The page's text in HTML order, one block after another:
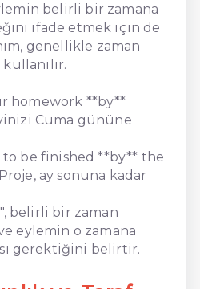
belirli bir zamana
ifade etmek için de
genellikle zaman
homework **by**
Cuma gününe
to be finished **by** the
ay sonuna kadar
belirli bir zaman
eylemin o zamana
gerektiğini belirtir.